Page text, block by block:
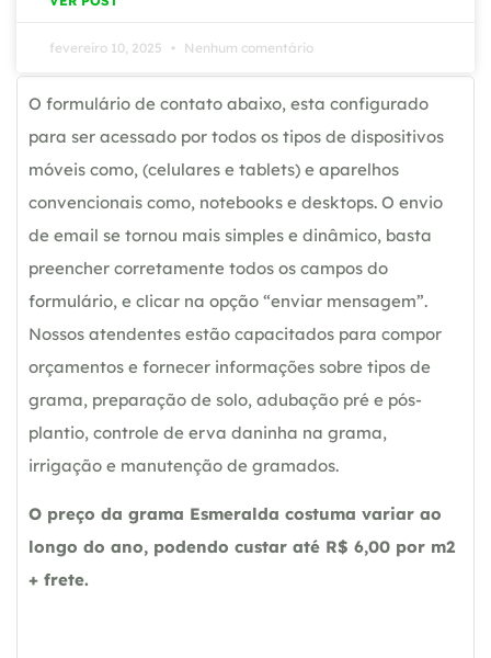
fevereiro 10, 2025 Nenhum comentário
O formulário de contato abaixo, esta configurado
para ser acessado por todos os tipos de dispositivos
móveis como, (celulares e tablets) e aparelhos
convencionais como, notebooks e desktops. O envio
de email se tornou mais simples e dinâmico, basta
preencher corretamente todos os campos do
formulário, e clicar na opção “enviar mensagem”.
Nossos atendentes estão capacitados para compor
orçamentos e fornecer informações sobre tipos de
grama, preparação de solo, adubação pré e pós-
plantio, controle de erva daninha na grama,
irrigação e manutenção de gramados.
O preço da grama Esmeralda costuma variar ao
longo do ano, podendo custar até R$ 6,00 por m2
+ frete.